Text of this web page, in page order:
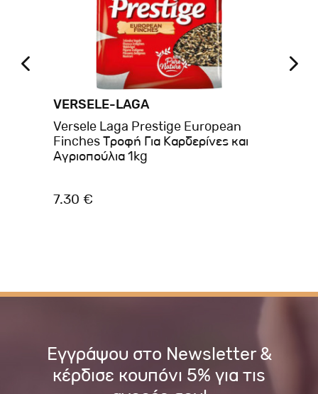
VERSELE-LAGA
Versele Laga Prestige European
Finches Τροφή Για Καρδερίνες και
Αγριοπούλια 1kg
7.30 €
Εγγράψου στο Newsletter &
κέρδισε κουπόνι 5% για τις